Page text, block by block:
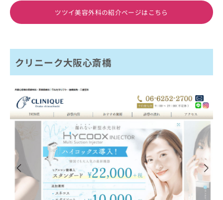
ツツイ美容外科の紹介ページはこちら
クリニーク大阪心斎橋